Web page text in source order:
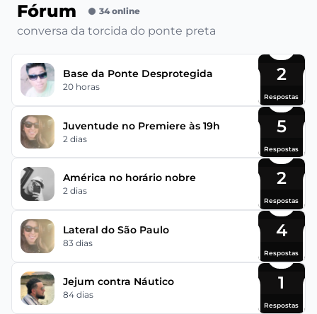
Fórum 34 online
conversa da torcida do ponte preta
Base da Ponte Desprotegida
20 horas
2
Respostas
Juventude no Premiere às 19h
2 dias
5
Respostas
América no horário nobre
2 dias
2
Respostas
Lateral do São Paulo
83 dias
4
Respostas
Jejum contra Náutico
84 dias
1
Respostas